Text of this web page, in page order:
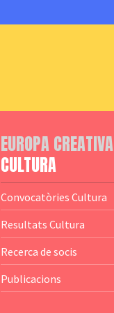
EUROPA CREATIVA
CULTURA
Convocatòries Cultura
Resultats Cultura
Recerca de socis
Publicacions